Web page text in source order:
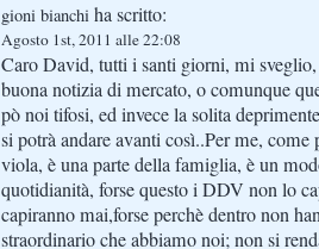
gioni bianchi ha scritto:
Agosto 1st, 2011 alle 22:08
Caro David, tutti i santi giorni, mi sveglio,
buona notizia di mercato, o comunque
pò noi tifosi, ed invece la solita
si potrà andare avanti così..Per me,
viola, è una parte della famiglia, è un
quotidianità, forse questo i DDV non lo
capiranno mai,forse perchè dentro non
straordinario che abbiamo noi; non si